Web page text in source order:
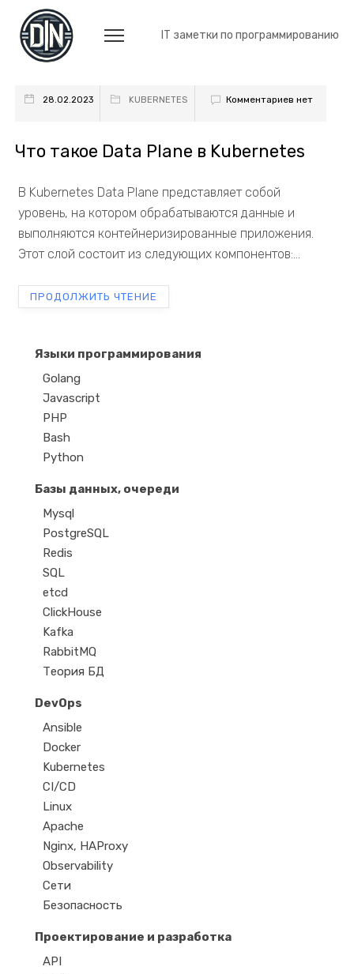
IT заметки по программированию
28.02.2023 KUBERNETES Комментариев нет
Что такое Data Plane в Kubernetes
В Kubernetes Data Plane представляет собой
уровень, на котором обрабатываются данные и
выполняются контейнеризированные приложения.
Этот слой состоит из следующих компонентов:...
ПРОДОЛЖИТЬ ЧТЕНИЕ
Языки программирования
Golang
Javascript
PHP
Bash
Python
Базы данных, очереди
Mysql
PostgreSQL
Redis
SQL
etcd
ClickHouse
Kafka
RabbitMQ
Теория БД
DevOps
Ansible
Docker
Kubernetes
CI/CD
Linux
Apache
Nginx, HAProxy
Observability
Сети
Безопасность
Проектирование и разработка
API